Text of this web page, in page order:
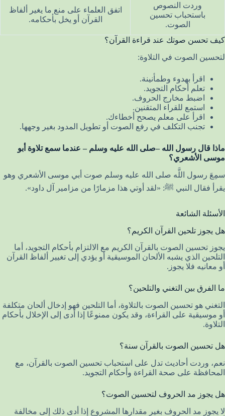
وردت النصوص
باستحباب تحسين
الصوت.
اتفق العلماء على منع ما يغير ألفاظ
القرآن أو يخل بأحكامه.
كيف تحسن صوتك عند قراءة القرآن؟
لتحسين الصوت في التلاوة:
اقرأ بهدوء وطمأنينة.
تعلم أحكام التجويد.
اضبط مخارج الحروف.
استمع للقراء المتقنين.
اقرأ على معلم يصحح أخطاءك.
تجنب التكلف في رفع الصوت أو تطويل المدود بغير وجهها.
ماذا قال رسول الله –صلى الله عليه وسلم – عندما سمع تلاوة أبو
موسى الأشعري؟
سمِعَ رسول اللَّه صلى الله عليه وسلم صوت أبي موسى الأشعري وهو
يقرأ فقال النبي ﷺ: «لقد أوتي هذا مزمارًا من مزامير آل داود».
الأسئلة الشائعة
هل يجوز تلحين القرآن الكريم؟
يجوز تحسين الصوت بالقرآن الكريم مع الالتزام بأحكام التجويد، أما
التلحين الذي يشبه الألحان الموسيقية أو يؤدي إلى تغيير ألفاظ القرآن
أو معانيه فلا يجوز.
ما الفرق بين التغني والتلحين؟
التغني هو تحسين الصوت بالتلاوة، أما التلحين فهو إدخال ألحان متكلفة
أو موسيقية على القراءة، وقد يكون ممنوعًا إذا أدى إلى الإخلال بأحكام
التلاوة.
هل تحسين الصوت بالقرآن سنة؟
نعم، وردت أحاديث تدل على استحباب تحسين الصوت بالقرآن، مع
المحافظة على صحة القراءة وأحكام التجويد.
هل يجوز مد الحروف لتحسين الصوت؟
لا يجوز مد الحروف بغير مقدارها المشروع إذا أدى ذلك إلى مخالفة